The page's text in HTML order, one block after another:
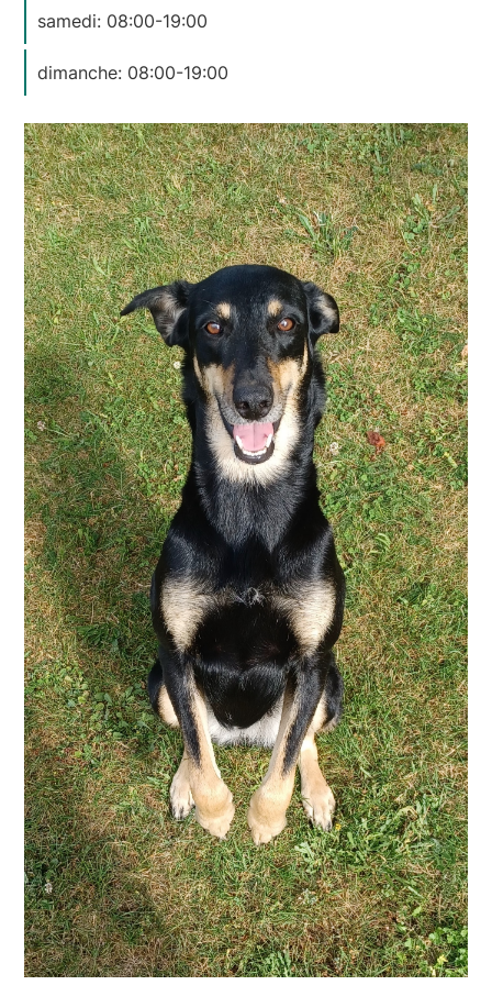
samedi: 08:00-19:00
dimanche: 08:00-19:00